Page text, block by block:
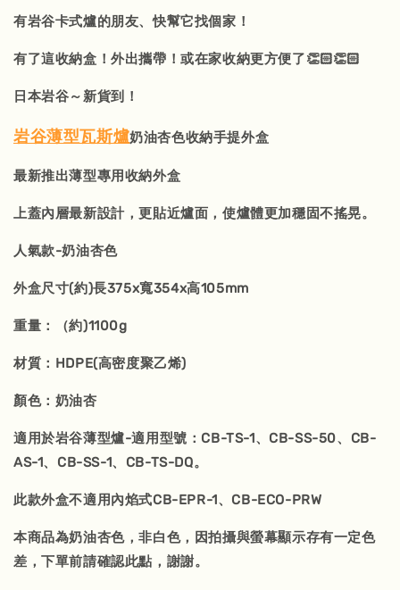
有岩谷卡式爐的朋友、快幫它找個家！
有了這收納盒！外出攜帶！或在家收納更方便了👏🏻👏🏻
日本岩谷～新貨到！
岩谷薄型瓦斯爐奶油杏色收納手提外盒
最新推出薄型專用收納外盒
上蓋內層最新設計，更貼近爐面，使爐體更加穩固不搖晃。
人氣款-奶油杏色
外盒尺寸(約)長375x寬354x高105mm
重量：（約)1100g
材質：HDPE(高密度聚乙烯)
顏色：奶油杏
適用於岩谷薄型爐-適用型號：CB-TS-1、CB-SS-50、CB-
AS-1、CB-SS-1、CB-TS-DQ。
此款外盒不適用內焰式CB-EPR-1、CB-ECO-PRW
本商品為奶油杏色，非白色，因拍攝與螢幕顯示存有一定色
差，下單前請確認此點，謝謝。